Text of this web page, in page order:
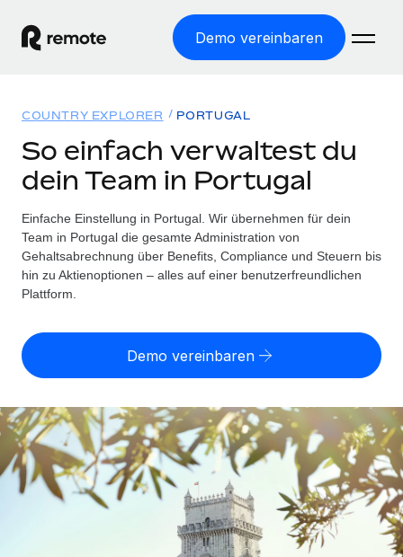
Demo vereinbaren
WELTWEITE BESCHÄFTIGUNG
Globale Payroll
Einfache, rechtssicher Payroll
Employer of Record
Weltweites Wachstum ohne Kosten für Niederlassungen
Contractor of Record
Rechtssichere, weltweite Arbeit mit Freelancer:innen
Globales Onboarding und Verwalten von
Freelancer:innen
PEO
Auslagern von komplexen HR-Aufgaben
Lösungen
WELTWEITE ABDECKUNG
Country Explorer
Länderspezifische Unterstützung bei der Einstellung
Einfache Einstellung in allen US-Bundesstaaten
WACHSTUMSPHASE
Startups
Agile HR- und Payroll-Lösungen für wachsende
Ressourcen
TOOLS UND RECHNER
Scheinselbstständigkeitsrisiko berechnen
Personalkostenrechner
Gesamtbeschäftigungskosten
Honorarzahlungen berechnen
Informationen zu möglichen Währungen und
Abwicklungsfristen für globale Freelancer:innen
Preise
Nederlands
Français
Anmelden
COUNTRY EXPLORER PORTUGAL
So einfach verwaltest du
dein Team in Portugal
Einfache Einstellung in Portugal. Wir übernehmen für dein
Team in Portugal die gesamte Administration von
Gehaltsabrechnung über Benefits, Compliance und Steuern bis
hin zu Aktienoptionen – alles auf einer benutzerfreundlichen
Plattform.
Demo vereinbaren